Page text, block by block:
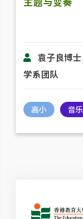
袁子良博
学系团队
高小 音乐